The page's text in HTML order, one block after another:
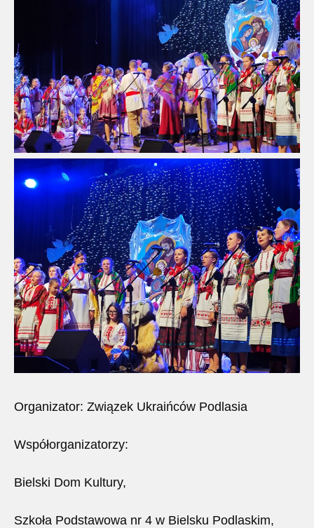
Organizator: Związek Ukraińców Podlasia
Współorganizatorzy:
Bielski Dom Kultury,
Szkoła Podstawowa nr 4 w Bielsku Podlaskim,